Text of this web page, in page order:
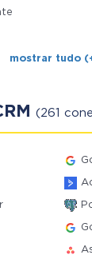
mostrar tudo
(261